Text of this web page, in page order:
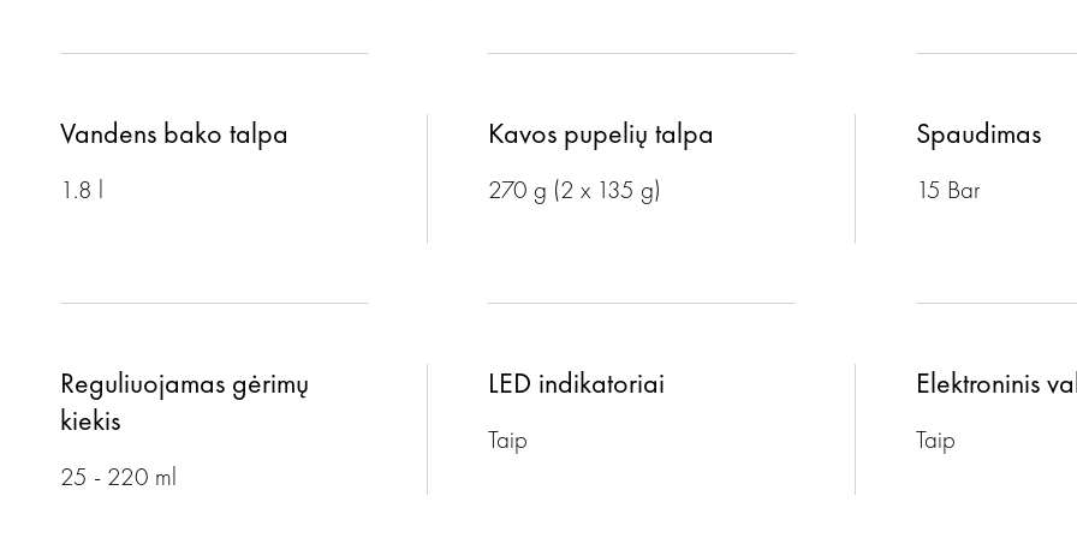
Vandens bako talpa
1.8 l
Kavos pupelių talpa
270 g (2 x 135 g)
Spaudimas
15 Bar
Reguliuojamas gėrimų
kiekis
25 - 220 ml
LED indikatoriai
Taip
Elektroninis
Taip